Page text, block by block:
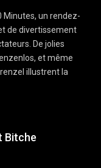
Minutes, un rendez-
de divertissement
De jolies
et même
illustrent la
Bitche